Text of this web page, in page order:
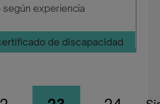
según experiencia
de discapacidad